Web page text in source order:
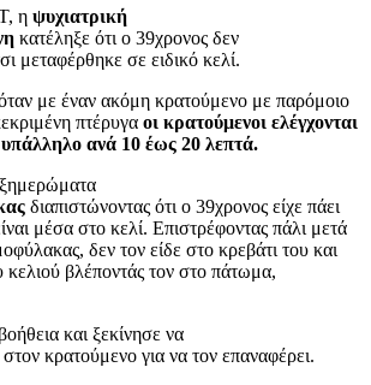
η ψυχιατρική
κατέληξε ότι ο 39χρονος δεν
μεταφέρθηκε σε ειδικό κελί.
με έναν ακόμη κρατούμενο με παρόμοιο
πτέρυγα οι κρατούμενοι ελέγχονται
ανά 10 έως 20 λεπτά.
διαπιστώνοντας ότι ο 39χρονος είχε πάει
μέσα στο κελί. Επιστρέφοντας πάλι μετά
δεν τον είδε στο κρεβάτι του και
κελιού βλέποντάς τον στο πάτωμα,
και ξεκίνησε να
στον κρατούμενο για να τον επαναφέρει.